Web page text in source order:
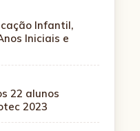
Infantil,
Iniciais e
22 alunos
2023